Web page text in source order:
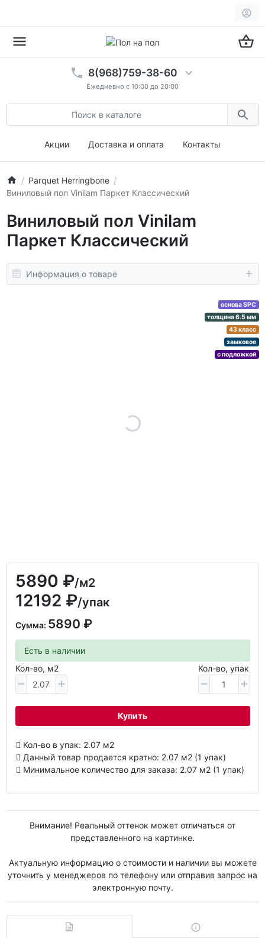
8(968)759-38-60
Ежедневно с 10:00 до 20:00
Акции Доставка и оплата Контакты
Parquet Herringbone
Виниловый пол Vinilam Паркет Классический
Виниловый пол Vinilam
Паркет Классический
Информация о товаре
основа SPC
толщина 6.5 мм
43 класс
замковое
с подложкой
5890 ₽/м2
12192 ₽/упак
Сумма: 5890 ₽
Есть в наличии
Кол-во, м2
Кол-во, упак
Купить
Кол-во в упак: 2.07 м2
Данный товар продается кратно: 2.07 м2 (1 упак)
Минимальное количество для заказа: 2.07 м2 (1 упак)
Внимание! Реальный оттенок может отличаться от
представленного на картинке.
Актуальную информацию о стоимости и наличии вы можете
уточнить у менеджеров по телефону или отправив запрос на
электронную почту.